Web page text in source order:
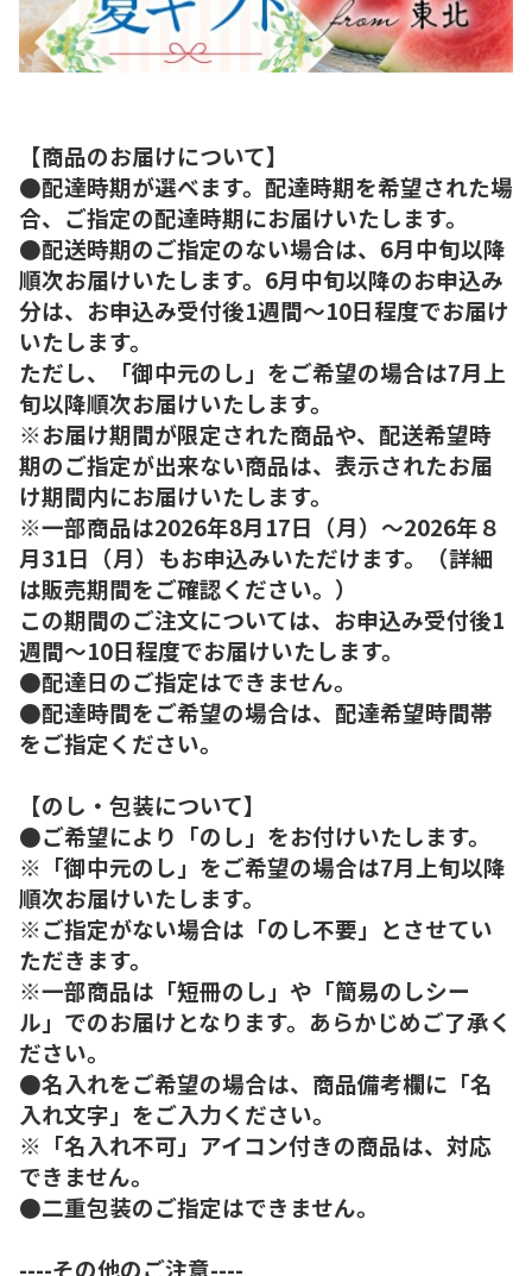
【商品のお届けについて】
●配達時期が選べます。配達時期を希望された場
合、ご指定の配達時期にお届けいたします。
●配送時期のご指定のない場合は、6月中旬以降
順次お届けいたします。6月中旬以降のお申込み
分は、お申込み受付後1週間～10日程度でお届け
いたします。
ただし、「御中元のし」をご希望の場合は7月上
旬以降順次お届けいたします。
※お届け期間が限定された商品や、配送希望時
期のご指定が出来ない商品は、表示されたお届
け期間内にお届けいたします。
※一部商品は2026年8月17日（月）～2026年８
月31日（月）もお申込みいただけます。（詳細
は販売期間をご確認ください。）
この期間のご注文については、お申込み受付後1
週間～10日程度でお届けいたします。
●配達日のご指定はできません。
●配達時間をご希望の場合は、配達希望時間帯
をご指定ください。
【のし・包装について】
●ご希望により「のし」をお付けいたします。
※「御中元のし」をご希望の場合は7月上旬以降
順次お届けいたします。
※ご指定がない場合は「のし不要」とさせてい
ただきます。
※一部商品は「短冊のし」や「簡易のしシー
ル」でのお届けとなります。あらかじめご了承く
ださい。
●名入れをご希望の場合は、商品備考欄に「名
入れ文字」をご入力ください。
※「名入れ不可」アイコン付きの商品は、対応
できません。
●二重包装のご指定はできません。
----その他のご注意----